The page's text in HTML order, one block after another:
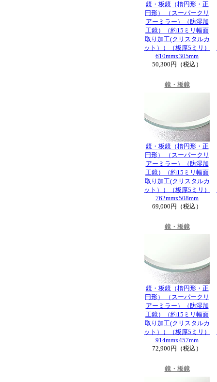
鏡・板鏡（楕円形・正
円形） （スーパークリ
アーミラー）（防湿加
工鏡）（約15ミリ幅面
取り加工(クリスタルカ
ット））（板厚5ミリ）
610mmx305mm
50,300円（税込）
鏡・板鏡
鏡・板鏡（楕円形・正
円形） （スーパークリ
アーミラー）（防湿加
工鏡）（約15ミリ幅面
取り加工(クリスタルカ
ット））（板厚5ミリ）
762mmx508mm
69,000円（税込）
鏡・板鏡
鏡・板鏡（楕円形・正
円形） （スーパークリ
アーミラー）（防湿加
工鏡）（約15ミリ幅面
取り加工(クリスタルカ
ット））（板厚5ミリ）
914mmx457mm
72,900円（税込）
鏡・板鏡